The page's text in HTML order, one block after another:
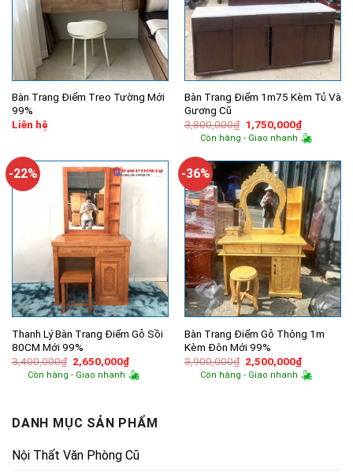
Bàn Trang Điểm Treo Tường Mới
99%
Liên hệ
Bàn Trang Điểm 1m75 Kèm Tủ Và
Gương Cũ
3,800,000₫ Giá
gốc
là:
1,750,000₫Giá
hiện
tại
Còn hàng - Giao nhanh
-22%
Thanh Lý Bàn Trang Điểm Gỗ Sồi
80CM Mới 99%
3,400,000₫ Giá
gốc
là:
2,650,000₫Giá
hiện
tại
Còn hàng - Giao nhanh
-36%
Bàn Trang Điểm Gỗ Thông 1m
Kèm Đôn Mới 99%
3,900,000₫ Giá
gốc
là:
2,500,000₫Giá
hiện
tại
Còn hàng - Giao nhanh
DANH MỤC SẢN PHẨM
Nội Thất Văn Phòng Cũ